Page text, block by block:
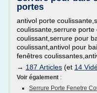
portes
antivol porte
coulissante,serrure
coulissant,serrure pour
coulissant,antivol pour
fenêtres
→ 187 Articles (et 14
Voir également :
Serrure Porte Fenetre